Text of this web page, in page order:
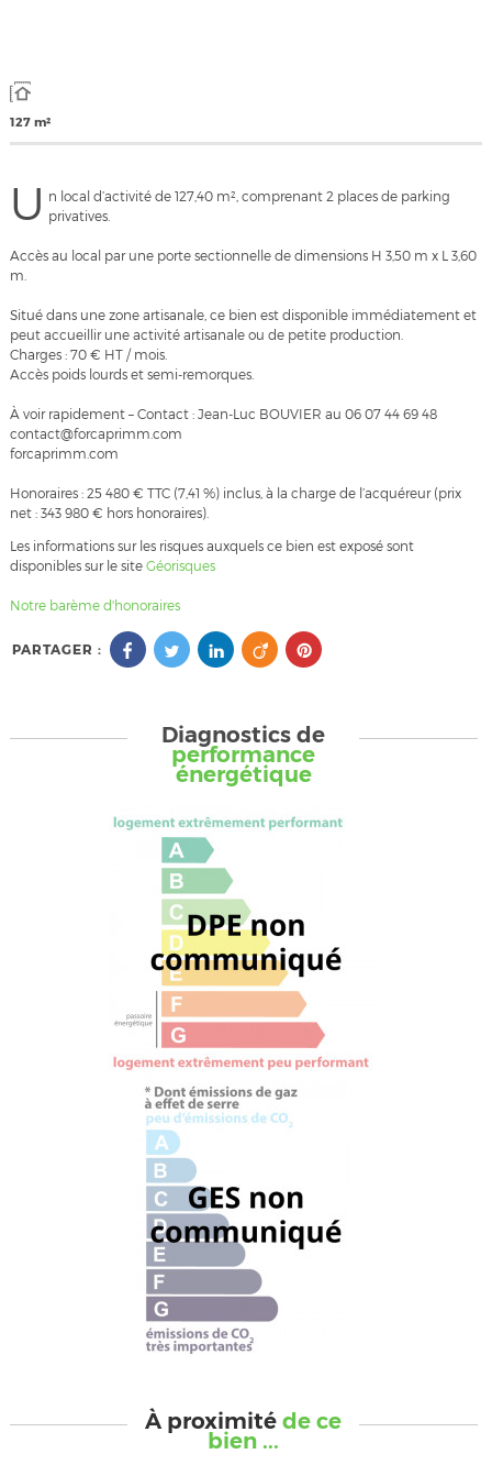
127 m²
U n local d’activité de 127,40 m², comprenant 2 places de parking
privatives.
Accès au local par une porte sectionnelle de dimensions H 3,50 m x L 3,60
m.
Situé dans une zone artisanale, ce bien est disponible immédiatement et
peut accueillir une activité artisanale ou de petite production.
Charges : 70 € HT / mois.
Accès poids lourds et semi-remorques.
À voir rapidement – Contact : Jean-Luc BOUVIER au 06 07 44 69 48
contact@forcaprimm.com
forcaprimm.com
Honoraires : 25 480 € TTC (7,41 %) inclus, à la charge de l’acquéreur (prix
net : 343 980 € hors honoraires).
Les informations sur les risques auxquels ce bien est exposé sont
disponibles sur le site Géorisques
Notre barème d'honoraires
PARTAGER :
Diagnostics de
performance
énergétique
À proximitéde ce
bien ...